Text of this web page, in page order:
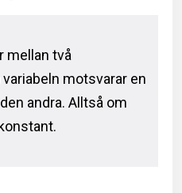
mellan två
motsvarar en
andra. Alltså om